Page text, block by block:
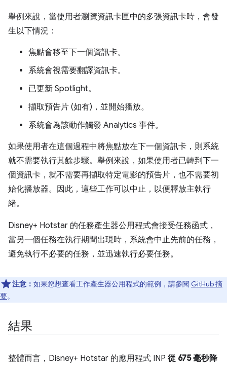
舉例來說，當使用者瀏覽資訊卡匣中的多張資訊卡時，會發
生以下情況：
焦點會移至下一個資訊卡。
系統會視需要翻譯資訊卡。
已更新 Spotlight。
擷取預告片 (如有)，並開始播放。
系統會為該動作觸發 Analytics 事件。
如果使用者在這個過程中將焦點放在下一個資訊卡，則系統
就不需要執行其餘步驟。舉例來說，如果使用者已轉到下一
個資訊卡，就不需要再擷取特定電影的預告片，也不需要初
始化播放器。因此，這些工作可以中止，以便釋放主執行
緒。
Disney+ Hotstar 的任務產生器公用程式會接受任務函式，
當另一個任務在執行期間出現時，系統會中止先前的任務，
避免執行不必要的任務，並迅速執行必要任務。
注意： 如果您想查看工作產生器公用程式的範例，請參閱 GitHub 摘
要。
結果
整體而言，Disney+ Hotstar 的應用程式 INP 從 675 毫秒降